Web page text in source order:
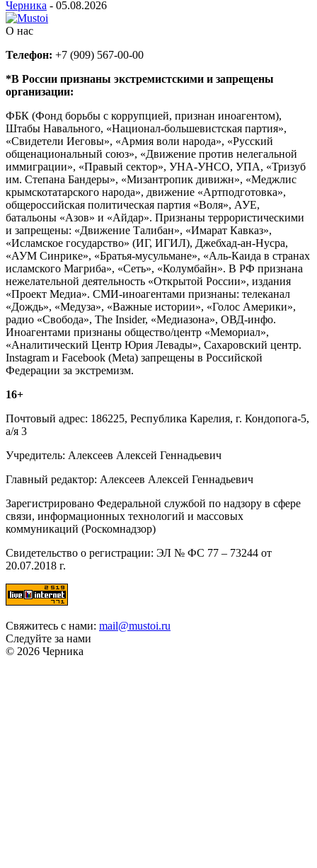
Черника - 05.08.2026
О нас
Телефон: +7 (909) 567-00-00
*В России признаны экстремистскими и запрещены
организации:
ФБК (Фонд борьбы с коррупцией, признан иноагентом),
Штабы Навального, «Национал-большевистская партия»,
«Свидетели Иеговы», «Армия воли народа», «Русский
общенациональный союз», «Движение против нелегальной
иммиграции», «Правый сектор», УНА-УНСО, УПА, «Тризуб
им. Степана Бандеры», «Мизантропик дивижн», «Меджлис
крымскотатарского народа», движение «Артподготовка»,
общероссийская политическая партия «Воля», АУЕ,
батальоны «Азов» и «Айдар». Признаны террористическими
и запрещены: «Движение Талибан», «Имарат Кавказ»,
«Исламское государство» (ИГ, ИГИЛ), Джебхад-ан-Нусра,
«АУМ Синрике», «Братья-мусульмане», «Аль-Каида в странах
исламского Магриба», «Сеть», «Колумбайн». В РФ признана
нежелательной деятельность «Открытой России», издания
«Проект Медиа». СМИ-иноагентами признаны: телеканал
«Дождь», «Медуза», «Важные истории», «Голос Америки»,
радио «Свобода», The Insider, «Медиазона», ОВД-инфо.
Иноагентами признаны общество/центр «Мемориал»,
«Аналитический Центр Юрия Левады», Сахаровский центр.
Instagram и Facebook (Metа) запрещены в Российской
Федерации за экстремизм.
16+
Почтовый адрес: 186225, Республика Карелия, г. Кондопога-5,
а/я 3
Учредитель: Алексеев Алексей Геннадьевич
Главный редактор: Алексеев Алексей Геннадьевич
Зарегистрировано Федеральной службой по надзору в сфере
связи, информационных технологий и массовых
коммуникаций (Роскомнадзор)
Свидетельство о регистрации: ЭЛ № ФС 77 – 73244 от
20.07.2018 г.
Свяжитесь с нами: mail@mustoi.ru
Следуйте за нами
© 2026 Черника